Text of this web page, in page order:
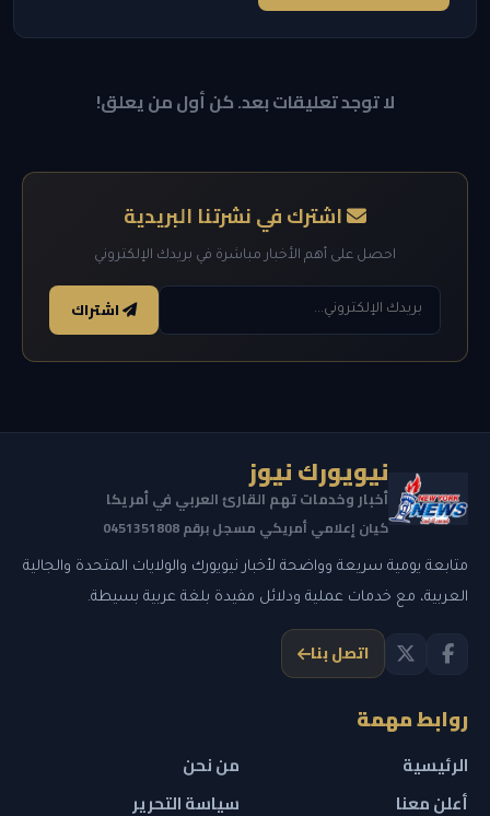
لا توجد تعليقات بعد. كن أول من يعلق!
اشترك في نشرتنا البريدية
احصل على أهم الأخبار مباشرة في بريدك الإلكتروني
اشتراك
نيويورك نيوز
أخبار وخدمات تهم القارئ العربي في أمريكا
كيان إعلامي أمريكي مسجل برقم 0451351808
متابعة يومية سريعة وواضحة لأخبار نيويورك والولايات المتحدة والجالية
العربية، مع خدمات عملية ودلائل مفيدة بلغة عربية بسيطة.
اتصل بنا
روابط مهمة
الرئيسية
من نحن
أعلن معنا
سياسة التحرير